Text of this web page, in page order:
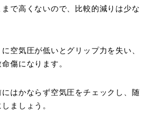
で高くないので、比較的減りは少な
空気圧が低いとグリップ力を失い、
傷になります。
はかならず空気圧をチェックし、随
ましょう。